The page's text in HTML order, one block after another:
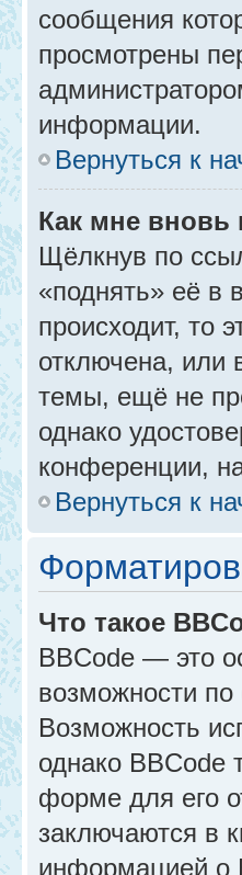
сообщения
просмотрены
информации.
Вернуться к
Как мне
Щёлкнув по
«поднять» её в
происходит, то
отключена, или
темы, ещё не
однако
конференции,
Вернуться к
Что такое
BBCode — это
возможности
Возможность
однако BBCode
форме для его
заключаются в
информацией о